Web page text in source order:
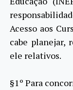
Acesso aos
cabe planejar,
ele relativos.
§1º Para